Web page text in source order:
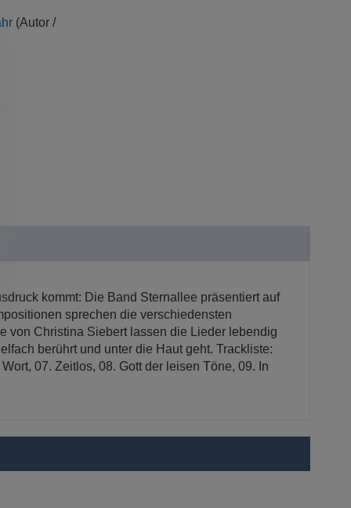
(Autor /
kommt: Die Band Sternallee präsentiert auf
sprechen die verschiedensten
von Christina Siebert lassen die Lieder lebendig
berührt und unter die Haut geht. Trackliste:
07. Zeitlos, 08. Gott der leisen Töne, 09. In